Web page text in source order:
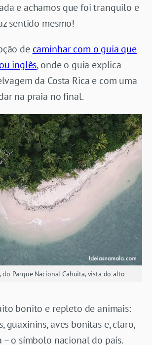
e achamos que foi tranquilo e
sentido mesmo!
de caminhar com o guia que
inglês, onde o guia explica
da Costa Rica e com uma
na praia no final.
do Parque Nacional Cahuita, vista do alto
bonito e repleto de animais:
guaxinins, aves bonitas e, claro,
– o símbolo nacional do país.